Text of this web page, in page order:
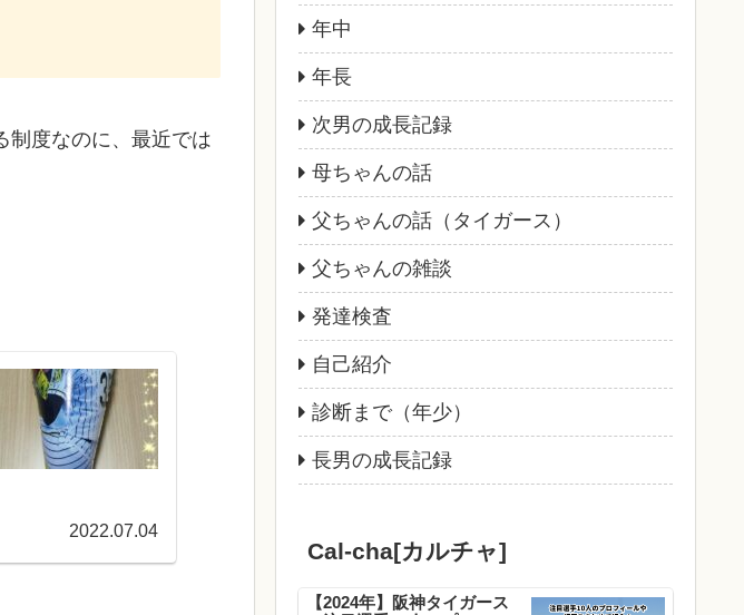
制度なのに、最近では
2022.07.04
年中
年長
次男の成長記録
母ちゃんの話
父ちゃんの話（タイガース）
父ちゃんの雑談
発達検査
自己紹介
診断まで（年少）
長男の成長記録
Cal-cha[カルチャ]
【2024年】阪神タイガース